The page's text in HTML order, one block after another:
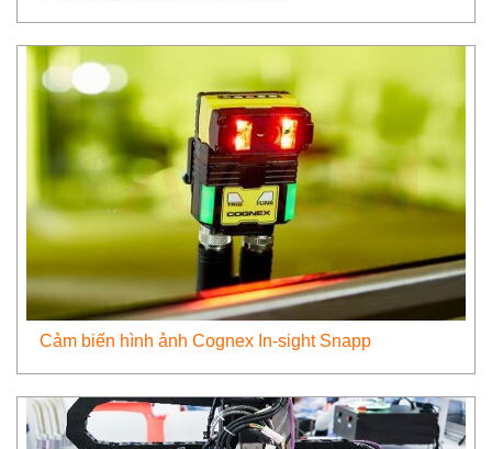
Cảm biến hình ảnh Cognex In-sight Snapp